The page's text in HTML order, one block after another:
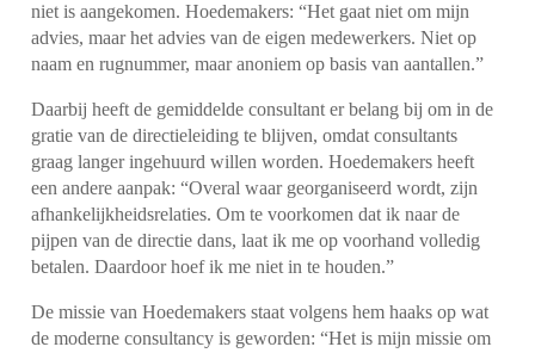
niet is aangekomen. Hoedemakers: “Het gaat niet om mijn
advies, maar het advies van de eigen medewerkers. Niet op
naam en rugnummer, maar anoniem op basis van aantallen.”
Daarbij heeft de gemiddelde consultant er belang bij om in de
gratie van de directieleiding te blijven, omdat consultants
graag langer ingehuurd willen worden. Hoedemakers heeft
een andere aanpak: “Overal waar georganiseerd wordt, zijn
afhankelijkheidsrelaties. Om te voorkomen dat ik naar de
pijpen van de directie dans, laat ik me op voorhand volledig
betalen. Daardoor hoef ik me niet in te houden.”
De missie van Hoedemakers staat volgens hem haaks op wat
de moderne consultancy is geworden: “Het is mijn missie om